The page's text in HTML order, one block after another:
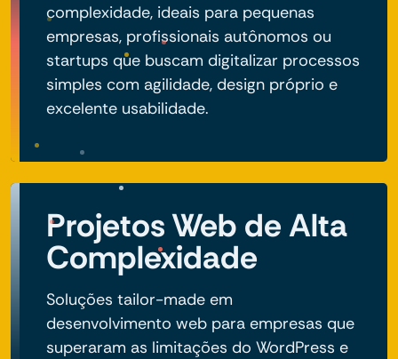
complexidade, ideais para pequenas
empresas, profissionais autônomos ou
startups que buscam digitalizar processos
simples com agilidade, design próprio e
excelente usabilidade.
Projetos Web de Alta
Complexidade
Soluções tailor-made em
desenvolvimento web para empresas que
superaram as limitações do WordPress e